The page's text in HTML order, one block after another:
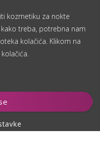
kozmetiku za nokte
kako treba, potrebna nam
kolačića. Klikom na